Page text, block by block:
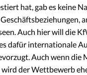
hat, gab es keine
Auch hier will die
dafür internationale
Auch wenn
wird der Wettbewerb